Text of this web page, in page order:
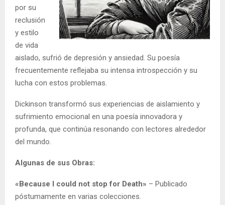
por su
reclusión
y estilo
de vida
aislado, sufrió de depresión y ansiedad. Su poesía
frecuentemente reflejaba su intensa introspección y su
lucha con estos problemas.
Dickinson transformó sus experiencias de aislamiento y
sufrimiento emocional en una poesía innovadora y
profunda, que continúa resonando con lectores alrededor
del mundo.
Algunas de sus Obras:
«Because I could not stop for Death» – Publicado
póstumamente en varias colecciones.